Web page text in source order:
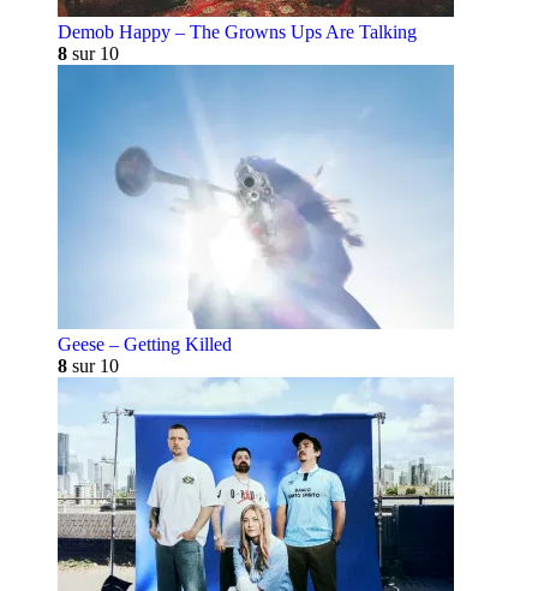
Demob Happy – The Growns Ups Are Talking
8 sur 10
Geese – Getting Killed
8 sur 10